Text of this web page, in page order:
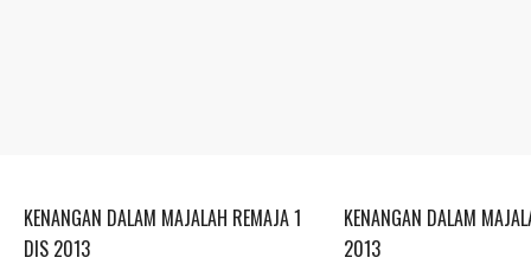
KENANGAN DALAM MAJALAH REMAJA 1
DIS 2013
KENANGAN DALAM
2013